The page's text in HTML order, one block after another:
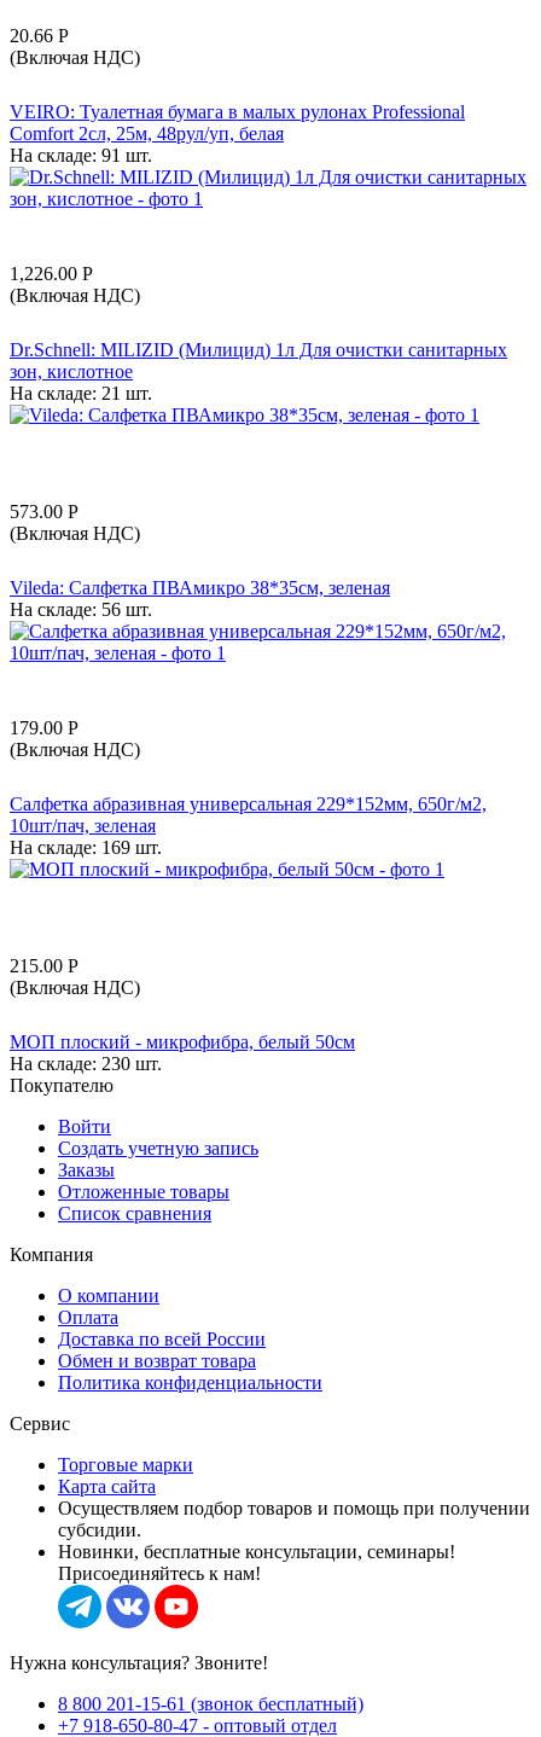
20.66 Р
(Включая НДС)
VEIRO: Туалетная бумага в малых рулонах Professional
Comfort 2сл, 25м, 48рул/уп, белая
На складе: 91 шт.
1,226.00 Р
(Включая НДС)
Dr.Schnell: MILIZID (Милицид) 1л Для очистки санитарных
зон, кислотное
На складе: 21 шт.
573.00 Р
(Включая НДС)
Vileda: Салфетка ПВАмикро 38*35см, зеленая
На складе: 56 шт.
179.00 Р
(Включая НДС)
Салфетка абразивная универсальная 229*152мм, 650г/м2,
10шт/пач, зеленая
На складе: 169 шт.
215.00 Р
(Включая НДС)
МОП плоский - микрофибра, белый 50см
На складе: 230 шт.
Покупателю
Войти
Создать учетную запись
Заказы
Отложенные товары
Список сравнения
Компания
О компании
Оплата
Доставка по всей России
Обмен и возврат товара
Политика конфиденциальности
Сервис
Торговые марки
Карта сайта
Осуществляем подбор товаров и помощь при получении
субсидии.
Новинки, бесплатные консультации, семинары!
Присоединяйтесь к нам!
Нужна консультация? Звоните!
8 800 201-15-61 (звонок бесплатный)
+7 918-650-80-47 - оптовый отдел